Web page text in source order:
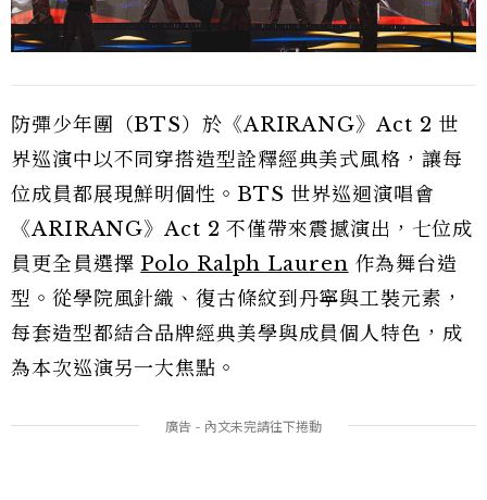
防彈少年團（BTS）於《ARIRANG》Act 2 世
界巡演中以不同穿搭造型詮釋經典美式風格，讓每
位成員都展現鮮明個性。BTS 世界巡迴演唱會
《ARIRANG》Act 2 不僅帶來震撼演出，七位成
員更全員選擇 Polo Ralph Lauren 作為舞台造
型。從學院風針織、復古條紋到丹寧與工裝元素，
每套造型都結合品牌經典美學與成員個人特色，成
為本次巡演另一大焦點。